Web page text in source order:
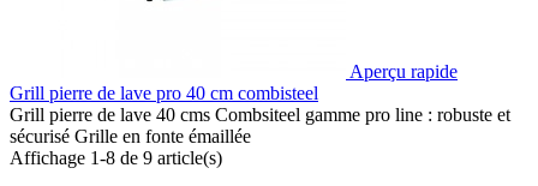
Aperçu rapide
Grill pierre de lave pro 40 cm combisteel
Grill pierre de lave 40 cms Combsiteel gamme pro line : robuste et
sécurisé Grille en fonte émaillée
Affichage 1-8 de 9 article(s)